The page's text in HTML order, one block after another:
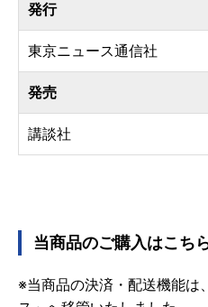
発行
東京ニュース通信社
発売
講談社
当商品のご購入はこち
※当商品の決済・配送機能は